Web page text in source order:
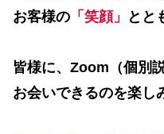
お客様の 「笑顔」 とと
皆様に、Zoom（個別
お会いできるのを楽し